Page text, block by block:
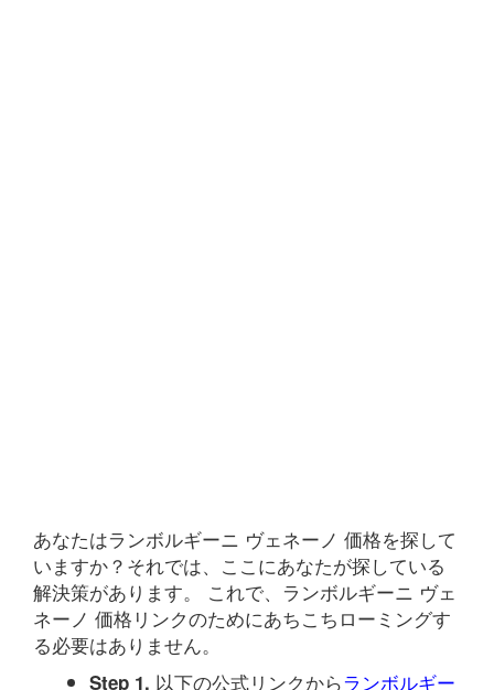
あなたはランボルギーニ ヴェネーノ 価格を探して
いますか？それでは、ここにあなたが探している
解決策があります。 これで、ランボルギーニ ヴェ
ネーノ 価格リンクのためにあちこちローミングす
る必要はありません。
Step 1. 以下の公式リンクからランボルギー